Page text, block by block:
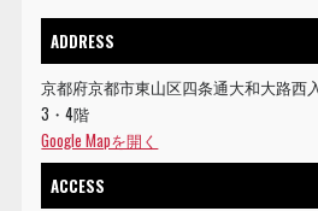
ADDRESS
京都府京都市東山区四条通大和大路西入
3・4階
Google Mapを開く
ACCESS